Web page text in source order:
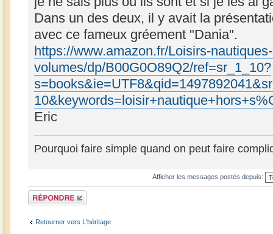
Dans un des deux, il y avait la
avec ce fameux gréement "Dania".
https://www.amazon.fr/Loisirs-
volumes/dp/B00G0O89Q2/ref=sr_1_10?
Eric
Pourquoi faire simple quand on peut faire
Afficher les messages postés depuis:
Répondre
Retourner vers L'héritage